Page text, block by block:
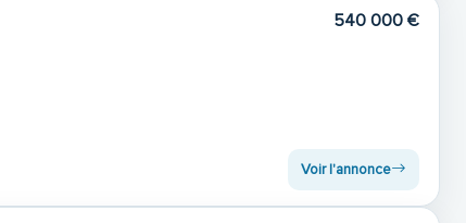
540 000 €
Voir l'annonce